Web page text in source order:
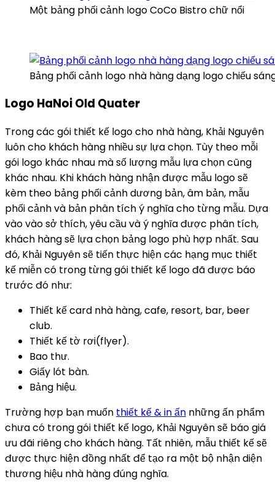
Một bảng phối cảnh logo CoCo Bistro chữ nổi
Bảng phối cảnh logo nhà hàng dạng logo chiếu
Logo HaNoi Old Quater
Trong các gói thiết kế logo cho nhà hàng, Khải Nguyên
luôn cho khách hàng nhiều sự lựa chọn. Tùy theo mỗi
gói logo khác nhau mà số lượng mẫu lựa chọn cũng
khác nhau. Khi khách hàng nhận được mẫu logo sẽ
kèm theo bảng phối cảnh dương bản, âm bản, mẫu
phối cảnh và bản phân tích ý nghĩa cho từng mẫu. Dựa
vào vào sở thích, yêu cầu và ý nghĩa được phân tích,
khách hàng sẽ lựa chọn bảng logo phù hợp nhất. Sau
đó, Khải Nguyên sẽ tiến thực hiện các hạng mục thiết
kế miễn có trong từng gói thiết kế logo đã được báo
trước đó như:
Thiết kế card nhà hàng, cafe, resort, bar, beer
club.
Thiết kế tờ rơi(flyer).
Bao thư.
Giấy lót bàn.
Bảng hiệu.
Trường hợp bạn muốn thiết kế & in ấn những ấn phẩm
chưa có trong gói thiết kế logo, Khải Nguyên sẽ báo giá
ưu đãi riêng cho khách hàng. Tất nhiên, mẫu thiết kế sẽ
được thực hiện đồng nhất để tạo ra một bộ nhận diện
thương hiệu nhà hàng đúng nghĩa.